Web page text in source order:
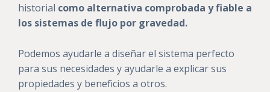
historial como alternativa comprobada y fiable a
los sistemas de flujo por gravedad.
Podemos ayudarle a diseñar el sistema perfecto
para sus necesidades y ayudarle a explicar sus
propiedades y beneficios a otros.